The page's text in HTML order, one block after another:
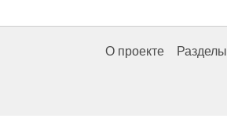
О проекте Разделы